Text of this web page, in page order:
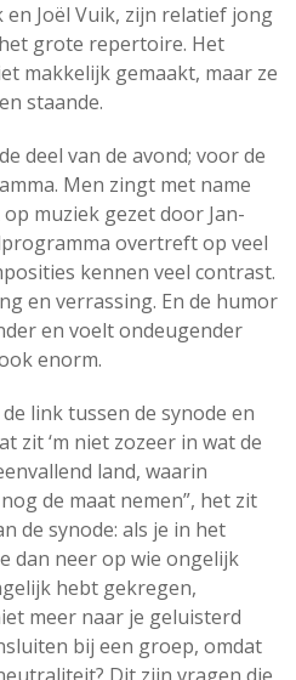
Joël Vuik, zijn relatief jong
grote repertoire. Het
makkelijk gemaakt, maar ze
staande.
deel van de avond; voor de
Men zingt met name
muziek gezet door Jan-
overtreft op veel
kennen veel contrast.
en verrassing. En de humor
en voelt ondeugender
enorm.
link tussen de synode en
zit ‘m niet zozeer in wat de
land, waarin
de maat nemen”, het zit
de synode: als je in het
dan neer op wie ongelijk
hebt gekregen,
meer naar je geluisterd
bij een groep, omdat